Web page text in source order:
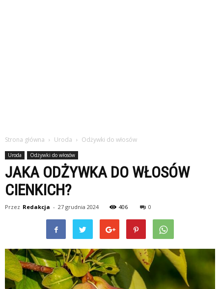
Strona główna Uroda Odżywki do włosów
Uroda Odżywki do włosów
JAKA ODŻYWKA DO WŁOSÓW
CIENKICH?
Przez Redakcja - 27 grudnia 2024 406 0